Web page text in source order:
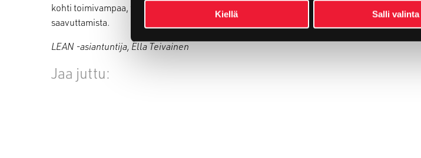
Kiellä Salli valinta
kohti toimivampaa, tehokkaampaa ja turvallisempaa työympäristöä – matkalla kohti
saavuttamista.
LEAN -asiantuntija, Ella Teivainen
Jaa juttu: